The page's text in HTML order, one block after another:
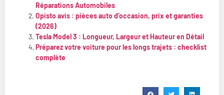
Réparations Automobiles
Opisto avis : pièces auto d’occasion, prix et garanties
(2026)
Tesla Model 3 : Longueur, Largeur et Hauteur en Détail
Préparez votre voiture pour les longs trajets : checklist
complète